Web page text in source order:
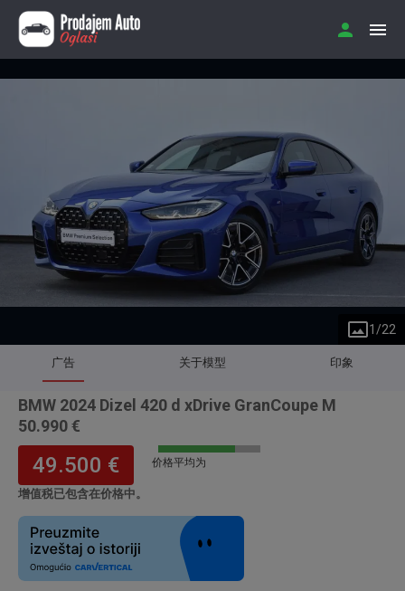
1 /22
广告 关于模型 印象
BMW 2024 Dizel 420 d xDrive GranCoupe M
50.990 €
49.500 €
增值税已包含在价格中。
价格平均为